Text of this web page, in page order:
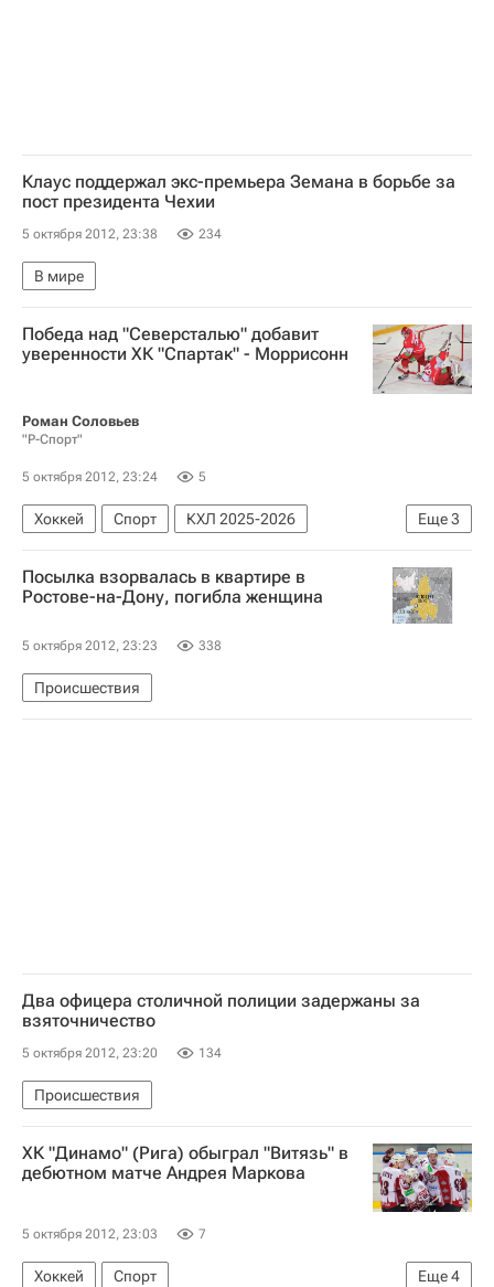
Клаус поддержал экс-премьера Земана в борьбе за
пост президента Чехии
5 октября 2012, 23:38 234
В мире
Победа над "Северсталью" добавит
уверенности ХК "Спартак" - Моррисонн
Роман Соловьев
"Р-Спорт"
5 октября 2012, 23:24 5
Еще3
Хоккей Спорт
КХЛ 2025-2026
Северсталь
ХК Спартак (Москва)
Шон Моррисон
Посылка взорвалась в квартире в
Ростове-на-Дону, погибла женщина
5 октября 2012, 23:23 338
Происшествия
Два офицера столичной полиции задержаны за
взяточничество
5 октября 2012, 23:20 134
Происшествия
ХК "Динамо" (Рига) обыграл "Витязь" в
дебютном матче Андрея Маркова
5 октября 2012, 23:03 7
Еще4
Хоккей
Спорт